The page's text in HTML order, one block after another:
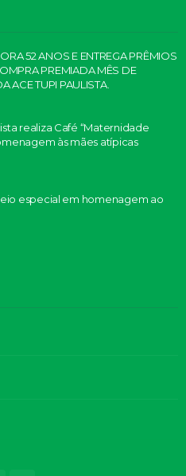
52 ANOS E ENTREGA PRÊMIOS
PREMIADA MÊS DE
ACE TUPI PAULISTA.
realiza Café “Maternidade
às mães atípicas
especial em homenagem ao